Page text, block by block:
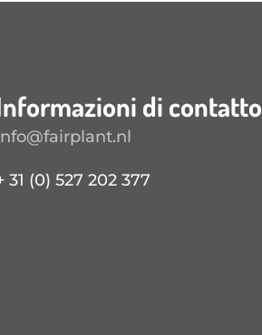
di contatto
31 (0) 527 202 377